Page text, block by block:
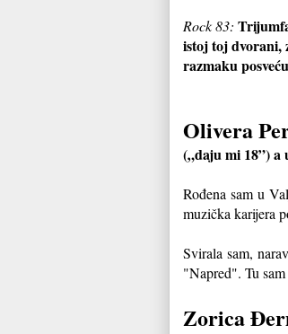
Rock 83:
istoj toj dvorani,
razmaku
Olivera
(„daju mi 18”)
Rođena sam u
muzička karijera
Svirala sam,
"Napred". Tu
Zorica